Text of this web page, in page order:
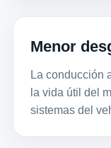
Menor
La conducción
la vida útil del
sistemas del